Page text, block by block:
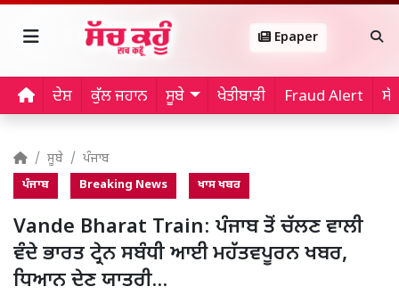
Epaper
ਦੇਸ਼ ਕੁੱਲ ਜਹਾਨ ਸੂਬੇ ਖੇਤੀਬਾੜੀ Fraud Alert
ਸੂਬੇ ਪੰਜਾਬ
ਪੰਜਾਬ Breaking News ਖਾਸ ਖਬਰ
Vande Bharat Train: ਪੰਜਾਬ ਤੋਂ ਚੱਲਣ ਵਾਲੀ
ਵੰਦੇ ਭਾਰਤ ਟ੍ਰੇਨ ਸਬੰਧੀ ਆਈ ਮਹੱਤਵਪੂਰਨ ਖਬਰ,
ਧਿਆਨ ਦੇਣ ਯਾਤਰੀ…